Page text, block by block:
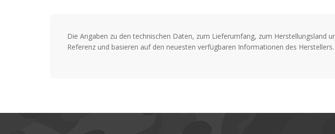
Die Angaben zu den technischen Daten, zum Lieferumfang, zum Herstellungsland
Referenz und basieren auf den neuesten verfügbaren Informationen des Herstellers.